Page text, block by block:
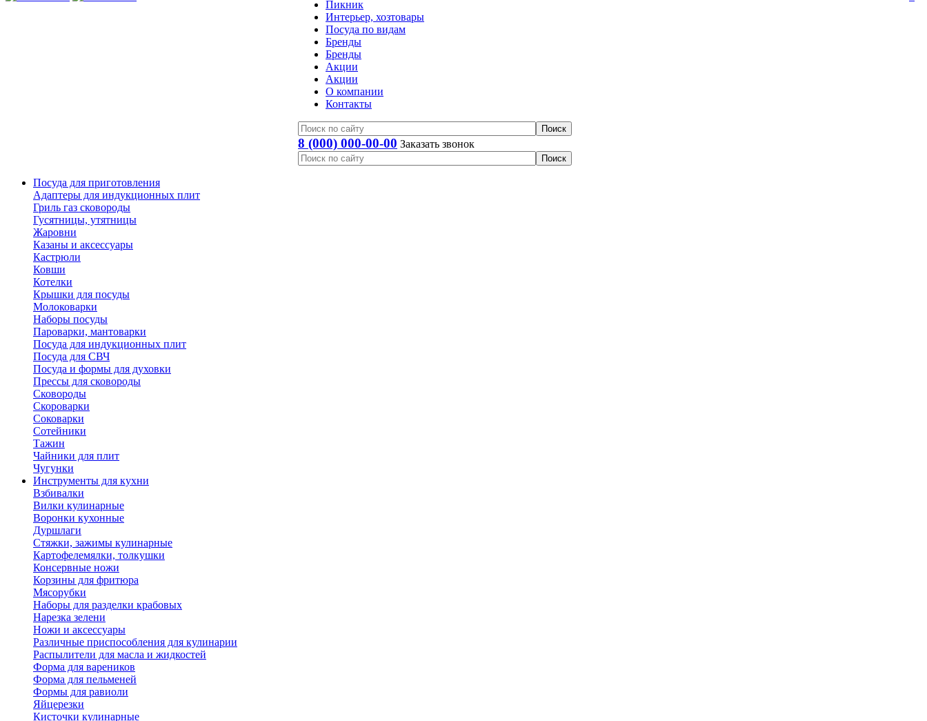
Пикник
Интерьер, хозтовары
Посуда по видам
Бренды
Бренды
Акции
Акции
О компании
Контакты
8 (000) 000-00-00 Заказать звонок
Посуда для приготовления
Адаптеры для индукционных плит
Гриль газ сковороды
Гусятницы, утятницы
Жаровни
Казаны и аксессуары
Кастрюли
Ковши
Котелки
Крышки для посуды
Молоковарки
Наборы посуды
Пароварки, мантоварки
Посуда для индукционных плит
Посуда для СВЧ
Посуда и формы для духовки
Прессы для сковороды
Сковороды
Скороварки
Соковарки
Сотейники
Тажин
Чайники для плит
Чугунки
Инструменты для кухни
Взбивалки
Вилки кулинарные
Воронки кухонные
Дуршлаги
Стяжки, зажимы кулинарные
Картофелемялки, толкушки
Консервные ножи
Корзины для фритюра
Мясорубки
Наборы для разделки крабовых
Нарезка зелени
Ножи и аксессуары
Различные приспособления для кулинарии
Распылители для масла и жидкостей
Форма для вареников
Форма для пельменей
Формы для равиоли
Яйцерезки
Кисточки кулинарные